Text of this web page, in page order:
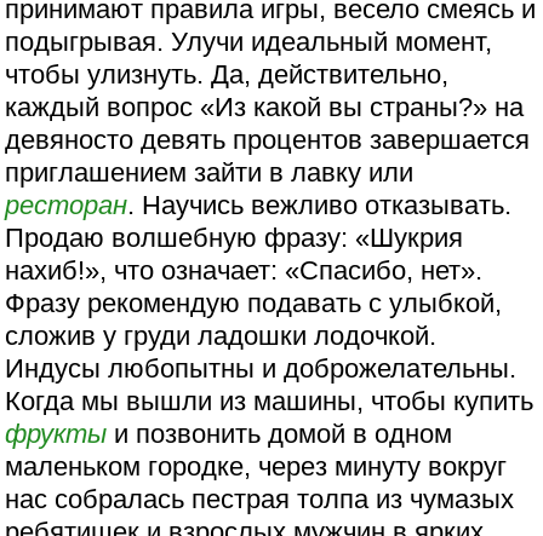
принимают правила игры, весело смеясь и
подыгрывая. Улучи идеальный момент,
чтобы улизнуть. Да, действительно,
каждый вопрос «Из какой вы страны?» на
девяносто девять процентов завершается
приглашением зайти в лавку или
ресторан. Научись вежливо отказывать.
Продаю волшебную фразу: «Шукрия
нахиб!», что означает: «Спасибо, нет».
Фразу рекомендую подавать с улыбкой,
сложив у груди ладошки лодочкой.
Индусы любопытны и доброжелательны.
Когда мы вышли из машины, чтобы купить
фрукты и позвонить домой в одном
маленьком городке, через минуту вокруг
нас собралась пестрая толпа из чумазых